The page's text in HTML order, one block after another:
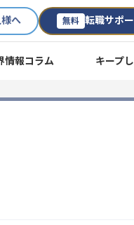
へ 無料 転職サポ
情報コラム キープ